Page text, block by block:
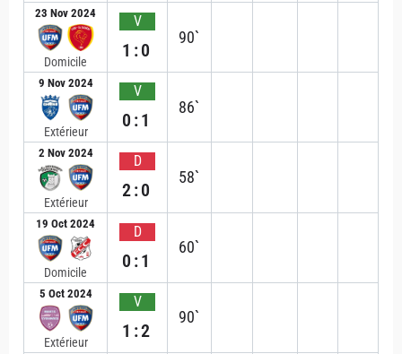
23 Nov 2024
Domicile
V
1:0
90`
9 Nov 2024
Extérieur
V
0:1
86`
2 Nov 2024
Extérieur
D
2:0
58`
19 Oct 2024
Domicile
D
0:1
60`
5 Oct 2024
Extérieur
V
1:2
90`